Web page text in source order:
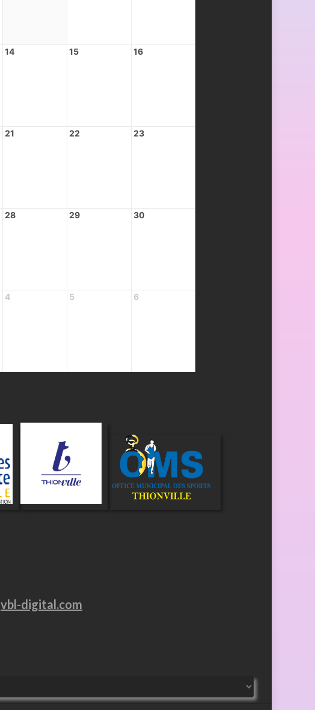
14 15 16
21 22 23
28 29 30
4 5 6
vbl-digital.com